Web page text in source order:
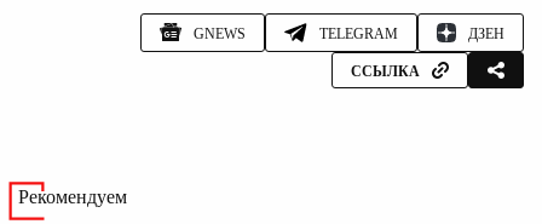
GNEWS TELEGRAM ДЗЕН
ССЫЛКА
Рекомендуем